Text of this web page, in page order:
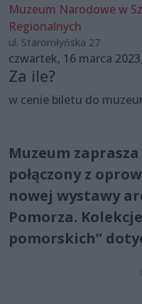
Muzeum Narodowe w
Regionalnych
ul. Staromłyńska 27
czwartek, 16 marca
Za ile?
w cenie biletu do
Muzeum
połączony z
nowej wystawy
Pomorza.
pomorskich”